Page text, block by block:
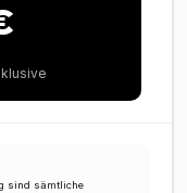
sind sämtliche